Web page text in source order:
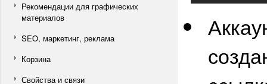
Рекомендации для графических
материалов
SEO, маркетинг, реклама
Корзина
Свойства и связи